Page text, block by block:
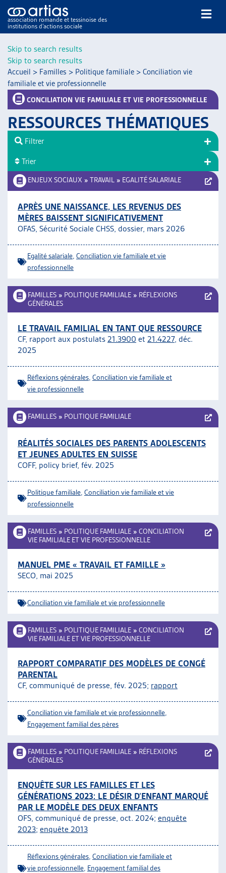
Skip to search results
Skip to search results
association romande et tessinoise des
institutions d’actions sociale
NOS PUBLICATIONS
ARTICLES
VEILLE
RESSOURCES
THÉMATIQUES
GUIDE SOCIAL ROMAND
AUTRES
L’ASSOCIATION
PROJETS ET ACTIVITÉS
JOURNÉES D’AUTOMNE
Accueil > Familles > Politique familiale > Conciliation vie
familiale et vie professionnelle
CONCILIATION VIE FAMILIALE ET VIE PROFESSIONNELLE
RESSOURCES THÉMATIQUES
ENJEUX SOCIAUX » TRAVAIL » EGALITÉ SALARIALE
APRÈS UNE NAISSANCE, LES REVENUS DES
MÈRES BAISSENT SIGNIFICATIVEMENT
OFAS, Sécurité Sociale CHSS, dossier, mars 2026
Egalité salariale Conciliation vie familiale et vie
professionnelle
FAMILLES » POLITIQUE FAMILIALE » RÉFLEXIONS
GÉNÉRALES
LE TRAVAIL FAMILIAL EN TANT QUE RESSOURCE
CF, rapport aux postulats 21.3900 et 21.4227, déc.
2025
Réflexions générales Conciliation vie familiale et
vie professionnelle
FAMILLES » POLITIQUE FAMILIALE
RÉALITÉS SOCIALES DES PARENTS ADOLESCENTS
ET JEUNES ADULTES EN SUISSE
COFF, policy brief, fév. 2025
Politique familiale Conciliation vie familiale et vie
professionnelle
FAMILLES » POLITIQUE FAMILIALE » CONCILIATION
VIE FAMILIALE ET VIE PROFESSIONNELLE
MANUEL PME « TRAVAIL ET FAMILLE »
SECO, mai 2025
Conciliation vie familiale et vie professionnelle
FAMILLES » POLITIQUE FAMILIALE » CONCILIATION
VIE FAMILIALE ET VIE PROFESSIONNELLE
RAPPORT COMPARATIF DES MODÈLES DE CONGÉ
PARENTAL
CF, communiqué de presse, fév. 2025; rapport
Conciliation vie familiale et vie professionnelle
Engagement familial des pères
FAMILLES » POLITIQUE FAMILIALE » RÉFLEXIONS
GÉNÉRALES
ENQUÊTE SUR LES FAMILLES ET LES
GÉNÉRATIONS 2023: LE DÉSIR D’ENFANT MARQUÉ
PAR LE MODÈLE DES DEUX ENFANTS
OFS, communiqué de presse, oct. 2024; enquête
2023; enquête 2013
Réflexions générales Conciliation vie familiale et
vie professionnelle Engagement familial des
Filtrer
Trier